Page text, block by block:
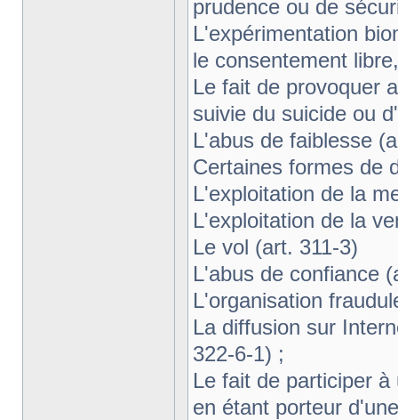
prudence ou de
L'expérimentation
le consentement
Le fait de provoquer
suivie du suicide ou
L'abus de faiblesse
Certaines formes de
L'exploitation de la
L'exploitation de la
Le vol (art. 311-3)
L'abus de confiance
L'organisation
La diffusion sur
322-6-1) ;
Le fait de participer
en étant porteur